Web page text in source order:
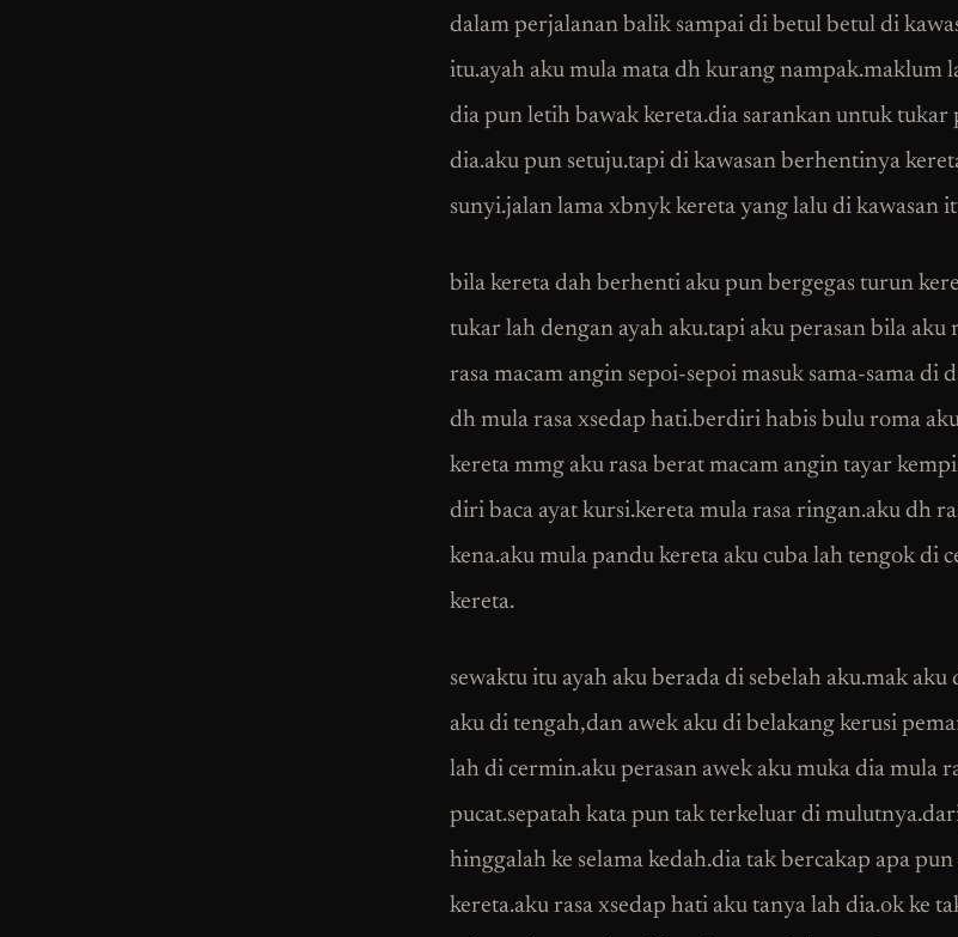
dalam perjalanan balik sampai di betul betul di
itu.ayah aku mula mata dh kurang nampak.maklum
dia pun letih bawak kereta.dia sarankan untuk tukar
dia.aku pun setuju.tapi di kawasan berhentinya
sunyi.jalan lama xbnyk kereta yang lalu di kawasan
bila kereta dah berhenti aku pun bergegas turun
tukar lah dengan ayah aku.tapi aku perasan bila aku
rasa macam angin sepoi-sepoi masuk sama-sama di
dh mula rasa xsedap hati.berdiri habis bulu roma
kereta mmg aku rasa berat macam angin tayar
diri baca ayat kursi.kereta mula rasa ringan.aku dh
kena.aku mula pandu kereta aku cuba lah tengok di
kereta.
sewaktu itu ayah aku berada di sebelah aku.mak
aku di tengah,dan awek aku di belakang kerusi
lah di cermin.aku perasan awek aku muka dia mula
pucat.sepatah kata pun tak terkeluar di
hinggalah ke selama kedah.dia tak bercakap apa
kereta.aku rasa xsedap hati aku tanya lah dia.ok ke